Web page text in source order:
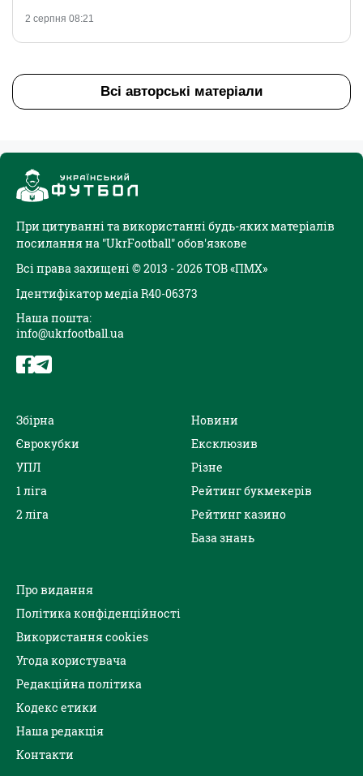
2 серпня 08:21
Всі авторські матеріали
При цитуванні та використанні будь-яких матеріалів
посилання на "UkrFootball" обов'язкове
Всі права захищені © 2013 - 2026 ТОВ «ПМХ»
Ідентифікатор медіа R40-06373
Наша пошта:
info@ukrfootball.ua
Збірна
Єврокубки
УПЛ
1 ліга
2 ліга
Новини
Ексклюзив
Різне
Рейтинг букмекерів
Рейтинг казино
База знань
Про видання
Політика конфіденційності
Використання cookies
Угода користувача
Редакційна політика
Кодекс етики
Наша редакція
Контакти